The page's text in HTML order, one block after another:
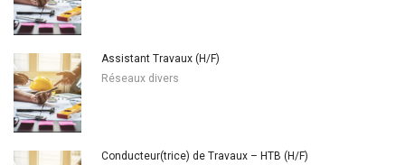
Assistant Travaux (H/F)
Réseaux divers
Conducteur(trice) de Travaux – HTB (H/F)